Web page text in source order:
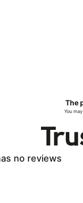
The
You
no reviews